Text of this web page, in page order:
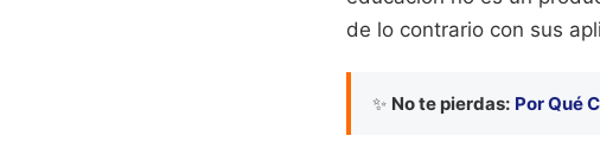
de lo contrario con sus
✨ No te pierdas: Por Qué